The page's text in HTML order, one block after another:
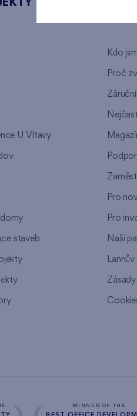
U Vltavy
staveb
Kdo
Proč
Pro
Pro
Naši
WINNER OF THE